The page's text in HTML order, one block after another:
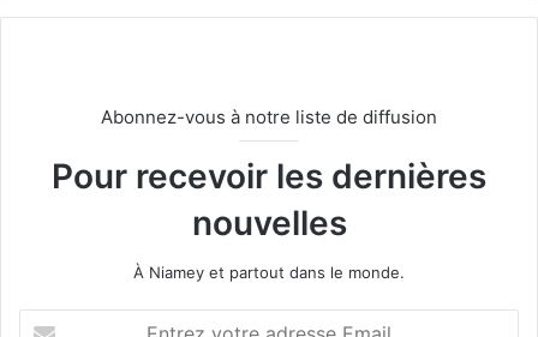
Abonnez-vous à notre liste de diffusion
Pour recevoir les dernières
nouvelles
À Niamey et partout dans le monde.